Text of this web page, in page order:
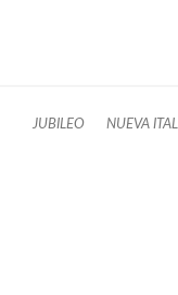
JUBILEO NUEVA